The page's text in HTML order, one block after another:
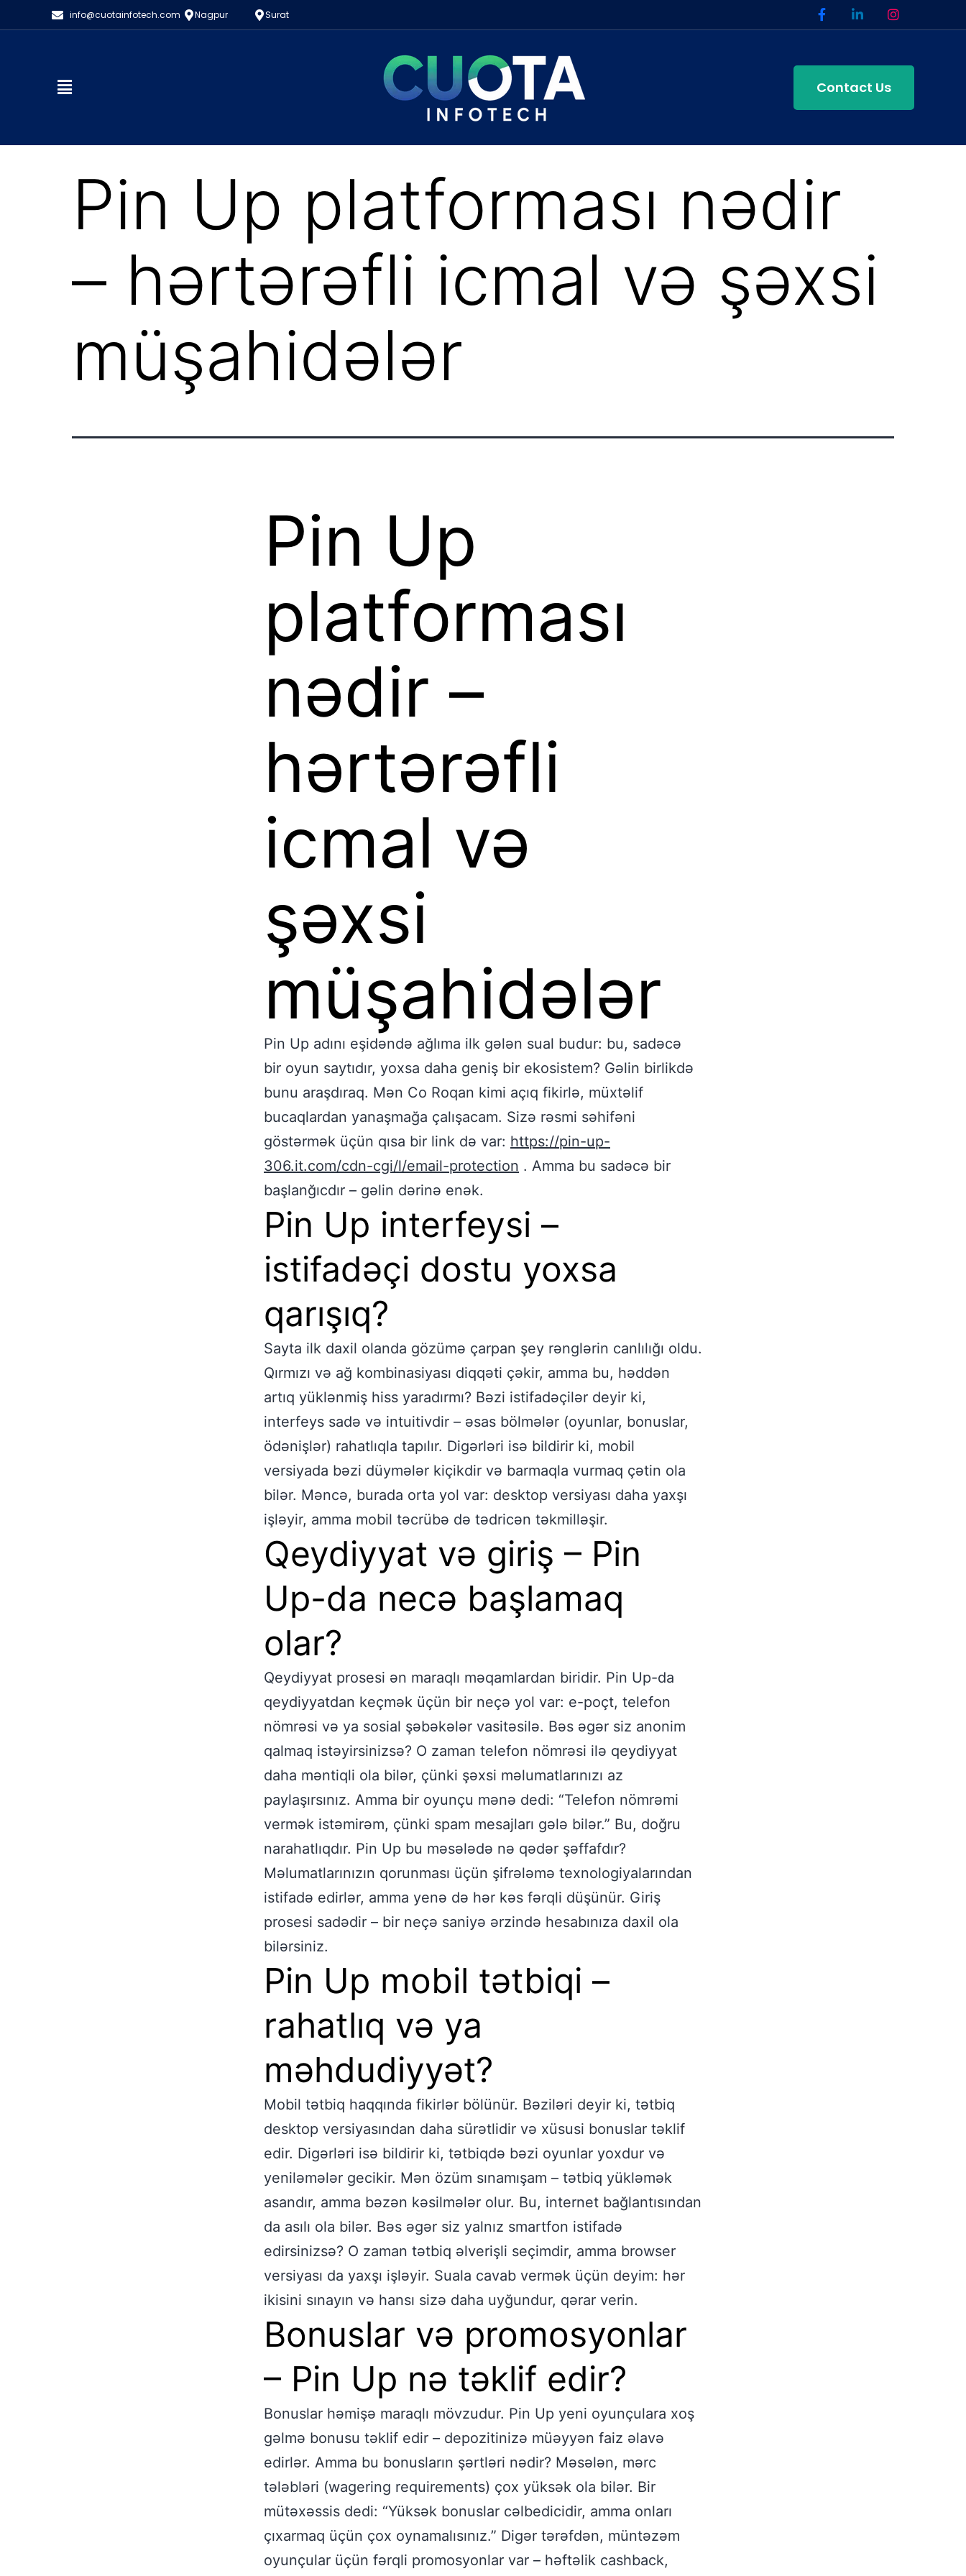
info@cuotainfotech.com Nagpur Surat
Contact Us
Pin Up platforması nədir
– hərtərəfli icmal və şəxsi
müşahidələr
Pin Up
platforması
nədir –
hərtərəfli
icmal və
şəxsi
müşahidələr
Pin Up adını eşidəndə ağlıma ilk gələn sual budur: bu, sadəcə
bir oyun saytıdır, yoxsa daha geniş bir ekosistem? Gəlin birlikdə
bunu araşdıraq. Mən Co Roqan kimi açıq fikirlə, müxtəlif
bucaqlardan yanaşmağa çalışacam. Sizə rəsmi səhifəni
göstərmək üçün qısa bir link də var: https://pin-up-
306.it.com/cdn-cgi/l/email-protection . Amma bu sadəcə bir
başlanğıcdır – gəlin dərinə enək.
Pin Up interfeysi –
istifadəçi dostu yoxsa
qarışıq?
Sayta ilk daxil olanda gözümə çarpan şey rənglərin canlılığı oldu.
Qırmızı və ağ kombinasiyası diqqəti çəkir, amma bu, həddən
artıq yüklənmiş hiss yaradırmı? Bəzi istifadəçilər deyir ki,
interfeys sadə və intuitivdir – əsas bölmələr (oyunlar, bonuslar,
ödənişlər) rahatlıqla tapılır. Digərləri isə bildirir ki, mobil
versiyada bəzi düymələr kiçikdir və barmaqla vurmaq çətin ola
bilər. Məncə, burada orta yol var: desktop versiyası daha yaxşı
işləyir, amma mobil təcrübə də tədricən təkmilləşir.
Qeydiyyat və giriş – Pin
Up-da necə başlamaq
olar?
Qeydiyyat prosesi ən maraqlı məqamlardan biridir. Pin Up-da
qeydiyyatdan keçmək üçün bir neçə yol var: e-poçt, telefon
nömrəsi və ya sosial şəbəkələr vasitəsilə. Bəs əgər siz anonim
qalmaq istəyirsinizsə? O zaman telefon nömrəsi ilə qeydiyyat
daha məntiqli ola bilər, çünki şəxsi məlumatlarınızı az
paylaşırsınız. Amma bir oyunçu mənə dedi: “Telefon nömrəmi
vermək istəmirəm, çünki spam mesajları gələ bilər.” Bu, doğru
narahatlıqdır. Pin Up bu məsələdə nə qədər şəffafdır?
Məlumatlarınızın qorunması üçün şifrələmə texnologiyalarından
istifadə edirlər, amma yenə də hər kəs fərqli düşünür. Giriş
prosesi sadədir – bir neçə saniyə ərzində hesabınıza daxil ola
bilərsiniz.
Pin Up mobil tətbiqi –
rahatlıq və ya
məhdudiyyət?
Mobil tətbiq haqqında fikirlər bölünür. Bəziləri deyir ki, tətbiq
desktop versiyasından daha sürətlidir və xüsusi bonuslar təklif
edir. Digərləri isə bildirir ki, tətbiqdə bəzi oyunlar yoxdur və
yeniləmələr gecikir. Mən özüm sınamışam – tətbiq yükləmək
asandır, amma bəzən kəsilmələr olur. Bu, internet bağlantısından
da asılı ola bilər. Bəs əgər siz yalnız smartfon istifadə
edirsinizsə? O zaman tətbiq əlverişli seçimdir, amma browser
versiyası da yaxşı işləyir. Suala cavab vermək üçün deyim: hər
ikisini sınayın və hansı sizə daha uyğundur, qərar verin.
Bonuslar və promosyonlar
– Pin Up nə təklif edir?
Bonuslar həmişə maraqlı mövzudur. Pin Up yeni oyunçulara xoş
gəlmə bonusu təklif edir – depozitinizə müəyyən faiz əlavə
edirlər. Amma bu bonusların şərtləri nədir? Məsələn, mərc
tələbləri (wagering requirements) çox yüksək ola bilər. Bir
mütəxəssis dedi: “Yüksək bonuslar cəlbedicidir, amma onları
çıxarmaq üçün çox oynamalısınız.” Digər tərəfdən, müntəzəm
oyunçular üçün fərqli promosyonlar var – həftəlik cashback,